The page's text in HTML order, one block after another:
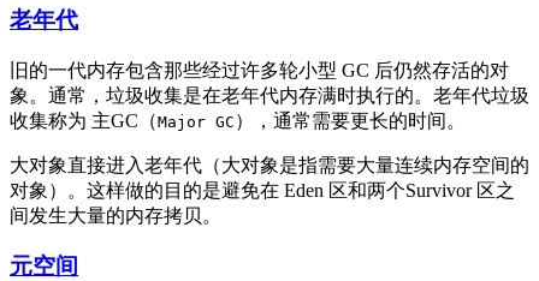
老年代
旧的一代内存包含那些经过许多轮小型 GC 后仍然存活的对
象。通常，垃圾收集是在老年代内存满时执行的。老年代垃圾
收集称为 主GC（Major GC ），通常需要更长的时间。
大对象直接进入老年代（大对象是指需要大量连续内存空间的
对象）。这样做的目的是避免在 Eden 区和两个Survivor 区之
间发生大量的内存拷贝。
元空间